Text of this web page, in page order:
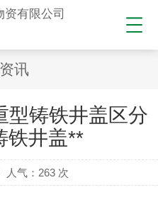
讯
型铸铁井盖区分
铁井盖**
人气： 263 次